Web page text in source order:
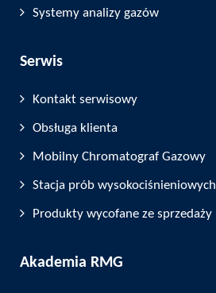
Systemy analizy gazów
Serwis
Kontakt serwisowy
Obsługa klienta
Mobilny Chromatograf Gazowy
Stacja prób wysokociśnieniowych
Produkty wycofane ze sprzedaży
Akademia RMG